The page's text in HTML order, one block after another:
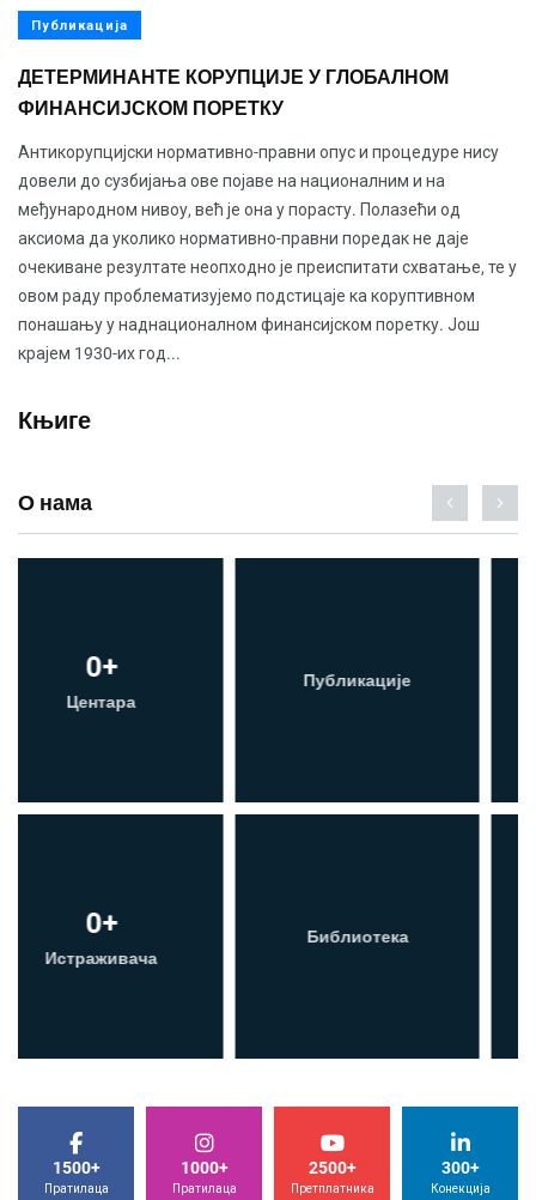
Публикација
ДЕТЕРМИНАНТЕ КОРУПЦИЈЕ У ГЛОБАЛНОМ
ФИНАНСИЈСКОМ ПОРЕТКУ
Антикорупцијски нормативно-правни опус и процедуре нису
довели до сузбијања ове појаве на националним и на
међународном нивоу, већ је она у порасту. Полазећи од
аксиома да уколико нормативно-правни поредак не даје
очекиване резултате неопходно је преиспитати схватање, те у
овом раду проблематизујемо подстицаје ка коруптивном
понашању у наднационалном финансијском поретку. Још
крајем 1930-их год...
Књиге
О нама
Публикације Услуге
Библиотека Контакт
1500+
Пратилаца
1000+
Пратилаца
2500+
Претплатника
300+
Конекција